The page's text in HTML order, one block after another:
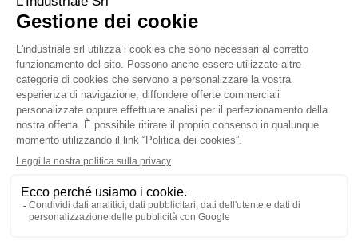
25IND5690
mtt
contatta
vedi di più